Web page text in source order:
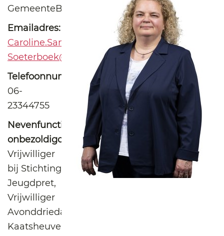
GemeenteBelangen
Emailadres:
Caroline.Samuels-
Soeterboek@raadloonopzand.nl
Telefoonnummer:
06-
23344755
Nevenfuncties
onbezoldigd:
Vrijwilliger
bij Stichting
Jeugdpret,
Vrijwilliger
Avonddriedaagse
Kaatsheuvel